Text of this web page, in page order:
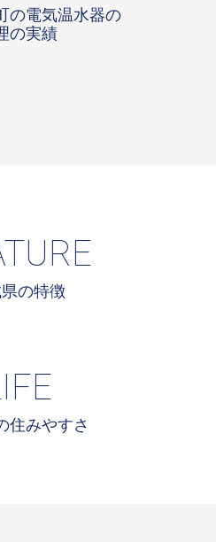
の電気温水器の
の実績
の特徴
住みやすさ